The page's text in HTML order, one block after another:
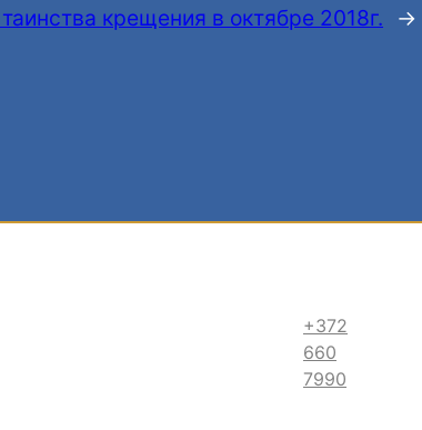
крещения в октябре 2018г.
→
+372
660
7990